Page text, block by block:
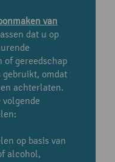
van
dat u op
of gereedschap
gebruikt, omdat
achterlaten.
volgende
op basis van
alcohol,